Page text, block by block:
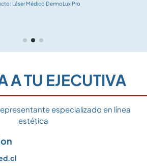
A TU EJECUTIVA
especializado en línea
estética